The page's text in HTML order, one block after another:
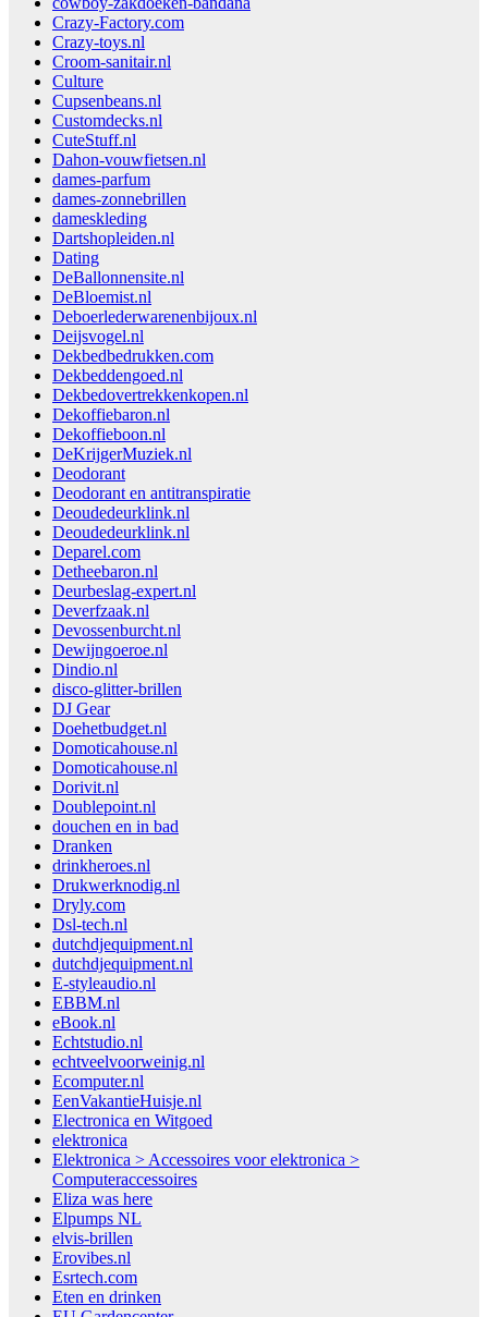
Crazy-Factory.com
Crazy-toys.nl
Croom-sanitair.nl
Culture
Cupsenbeans.nl
Customdecks.nl
CuteStuff.nl
Dahon-vouwfietsen.nl
dames-parfum
dames-zonnebrillen
dameskleding
Dartshopleiden.nl
Dating
DeBallonnensite.nl
DeBloemist.nl
Deboerlederwarenenbijoux.nl
Deijsvogel.nl
Dekbedbedrukken.com
Dekbeddengoed.nl
Dekbedovertrekkenkopen.nl
Dekoffiebaron.nl
Dekoffieboon.nl
DeKrijgerMuziek.nl
Deodorant
Deodorant en antitranspiratie
Deoudedeurklink.nl
Deoudedeurklink.nl
Deparel.com
Detheebaron.nl
Deurbeslag-expert.nl
Deverfzaak.nl
Devossenburcht.nl
Dewijngoeroe.nl
Dindio.nl
disco-glitter-brillen
DJ Gear
Doehetbudget.nl
Domoticahouse.nl
Domoticahouse.nl
Dorivit.nl
Doublepoint.nl
douchen en in bad
Dranken
drinkheroes.nl
Drukwerknodig.nl
Dryly.com
Dsl-tech.nl
dutchdjequipment.nl
dutchdjequipment.nl
E-styleaudio.nl
EBBM.nl
eBook.nl
Echtstudio.nl
echtveelvoorweinig.nl
Ecomputer.nl
EenVakantieHuisje.nl
Electronica en Witgoed
elektronica
Elektronica > Accessoires voor elektronica >
Computeraccessoires
Eliza was here
Elpumps NL
elvis-brillen
Erovibes.nl
Esrtech.com
Eten en drinken